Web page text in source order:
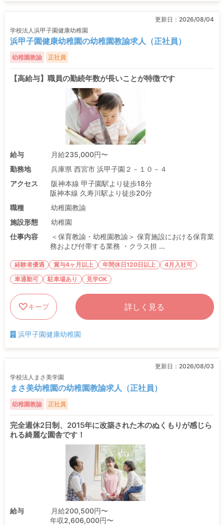
更新日： 2026/08/04
学校法人浜甲子園健康幼稚園
浜甲子園健康幼稚園の幼稚園教諭求人（正社員）
幼稚園教諭 正社員
【高給与】職員の勤続年数が長いことが特徴です
給与
月給235,000円〜
勤務地
兵庫県 西宮市 浜甲子園２－１０－４
アクセス
阪神本線 甲子園駅より徒歩18分
阪神本線 久寿川駅より徒歩20分
職種
幼稚園教諭
施設形態
幼稚園
仕事内容
＜保育教諭・幼稚園教諭＞ 保育施設における保育業
務および付帯する業務 ・クラス担 ...
経験者優遇 賞与4ヶ月以上 年間休日120日以上
4月入社可
車通勤可
駐車場あり 見学OK
キープ 詳しく見る
浜甲子園健康幼稚園
更新日： 2026/08/03
学校法人まさ美学園
まさ美幼稚園の幼稚園教諭求人（正社員）
幼稚園教諭 正社員
完全週休2日制、2015年に改築された木のぬくもりが感じら
れる綺麗な園舎です！
給与
月給200,500円〜
年収2,606,000円〜